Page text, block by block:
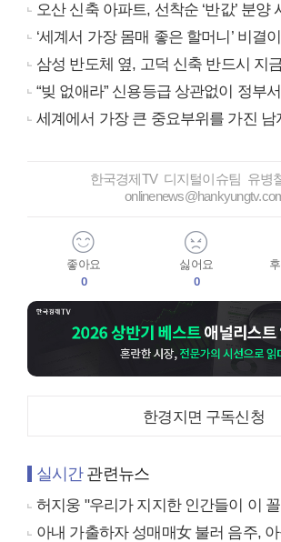
오산 신축 아파트, 선착순 ‘반값’ 분양
‘세계서 가장 몸매 좋은 할머니’ 비결
삼성 반도체 옆, 고덕 신축 반드시 지
“빚 없애라” 신용등급 상관없이 정부
세계에서 가장 큰 중요부위를 가진 남
한국경제TV 디지털이슈팀 유병
좋아요
0
싫어요
0
한경지면 구독신청
실시간관련뉴스
허지웅 "우리가 지지한 인간들이 이 꼴을
아내 가출하자 성매매女 불러 음주,